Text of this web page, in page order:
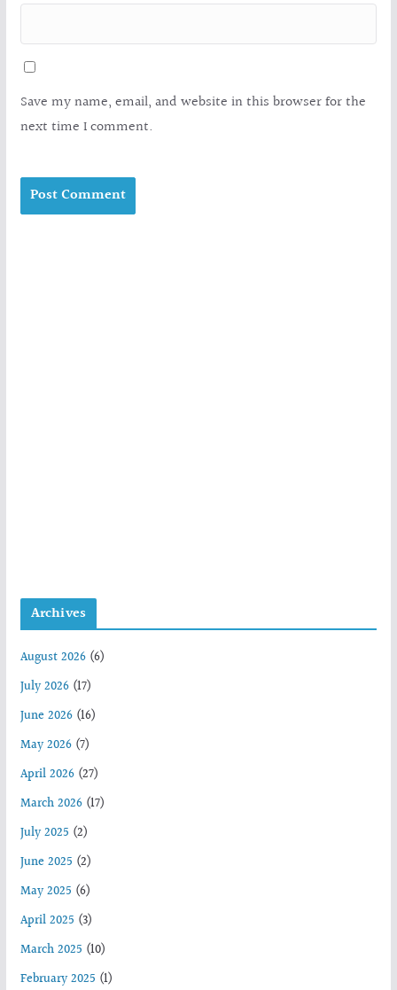
Save my name, email, and website in this browser for the
next time I comment.
Archives
August 2026(6)
July 2026(17)
June 2026(16)
May 2026(7)
April 2026(27)
March 2026(17)
July 2025 (2)
June 2025 (2)
May 2025 (6)
April 2025 (3)
March 2025 (10)
February 2025 (1)